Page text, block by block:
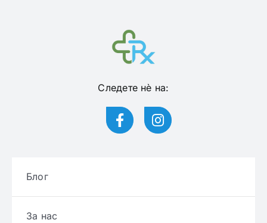
Следете нѐ на:
Блог
За нас